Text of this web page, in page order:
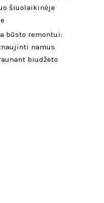
šiuolaikinėje
būsto remontui:
namus
biudžeto